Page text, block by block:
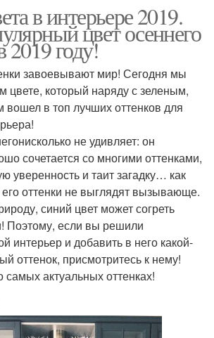
в интерьере 2019.
цвет осеннего
2019 году!
завоевывают мир! Сегодня мы
цвете, который наряду с зеленым,
в топ лучших оттенков для
не удивляет: он
сочетается со многими оттенками,
уверенность и таит загадку… как
оттенки не выглядят вызывающе.
синий цвет может согреть
Поэтому, если вы решили
интерьер и добавить в него какой-
оттенок, присмотритесь к нему!
актуальных оттенках!